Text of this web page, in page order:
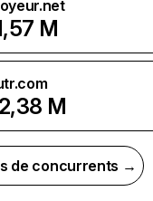
M
2,38 M
de concurrents →